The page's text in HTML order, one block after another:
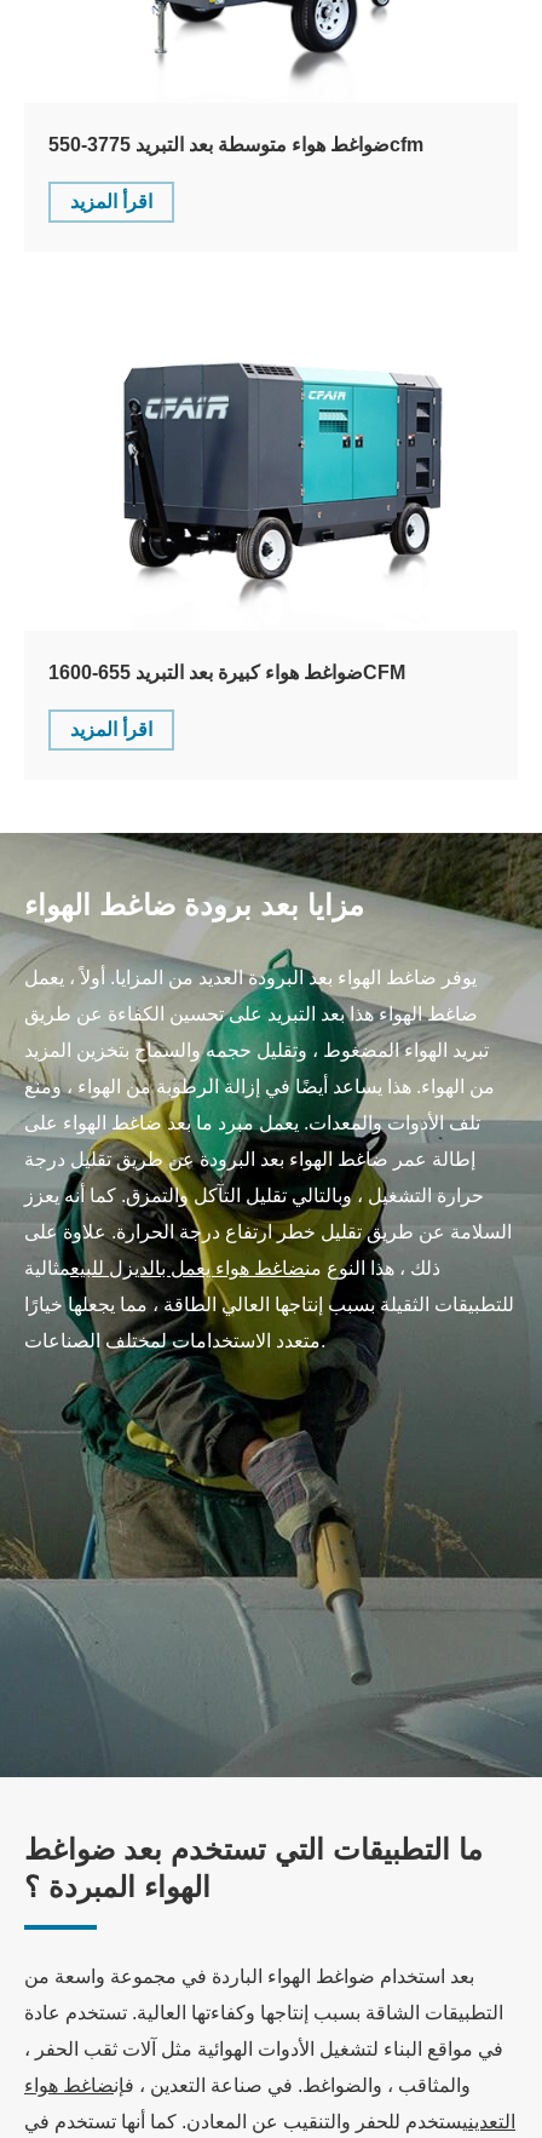
ضواغط هواء متوسطة بعد التبريد 3775-550cfm
اقرأ المزيد
ضواغط هواء كبيرة بعد التبريد 655-1600CFM
اقرأ المزيد
مزايا بعد برودة ضاغط الهواء
يوفر ضاغط الهواء بعد البرودة العديد من المزايا. أولاً ، يعمل
ضاغط الهواء هذا بعد التبريد على تحسين الكفاءة عن طريق
تبريد الهواء المضغوط ، وتقليل حجمه والسماح بتخزين المزيد
من الهواء. هذا يساعد أيضًا في إزالة الرطوبة من الهواء ، ومنع
تلف الأدوات والمعدات. يعمل مبرد ما بعد ضاغط الهواء على
إطالة عمر ضاغط الهواء بعد البرودة عن طريق تقليل درجة
حرارة التشغيل ، وبالتالي تقليل التآكل والتمزق. كما أنه يعزز
السلامة عن طريق تقليل خطر ارتفاع درجة الحرارة. علاوة على
ذلك ، هذا النوع منضاغط هواء يعمل بالديزل للبيعمثالية
للتطبيقات الثقيلة بسبب إنتاجها العالي الطاقة ، مما يجعلها خيارًا
متعدد الاستخدامات لمختلف الصناعات.
ما التطبيقات التي تستخدم بعد ضواغط
الهواء المبردة ؟
بعد استخدام ضواغط الهواء الباردة في مجموعة واسعة من
التطبيقات الشاقة بسبب إنتاجها وكفاءتها العالية. تستخدم عادة
في مواقع البناء لتشغيل الأدوات الهوائية مثل آلات ثقب الحفر ،
والمثاقب ، والضواغط. في صناعة التعدين ، فإنضاغط هواء
التعدينيستخدم للحفر والتنقيب عن المعادن. كما أنها تستخدم في